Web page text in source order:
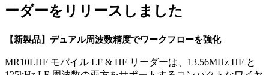
ーダーをリリースしました
【新製品】デュアル周波数精度でワークフローを強化
MR10LHF モバイル LF & HF リーダーは、13.56MHz HF と